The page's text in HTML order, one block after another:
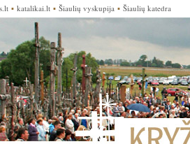
▪ katalikai.lt ▪ Šiaulių vyskupija ▪ Šiaulių katedra